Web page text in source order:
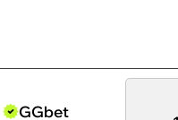
GGbet